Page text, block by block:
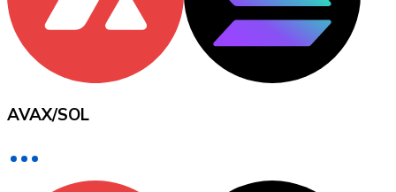
Achetez des cryptomonnaies en espèces et d'autres
Virement SEPA
AVAX/SOL